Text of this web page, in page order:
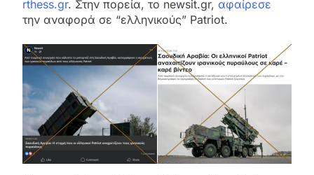
rthess.gr. Στην πορεία, το newsit.gr, αφαίρεσε
την αναφορά σε “ελληνικούς” Patriot.